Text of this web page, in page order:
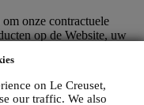
on Le Creuset,
our traffic. We also
onze contractuele
op de Website, uw
te beheren. Mogelijk
houden met onze